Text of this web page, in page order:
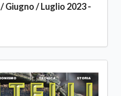
Giugno / Luglio 2023 -